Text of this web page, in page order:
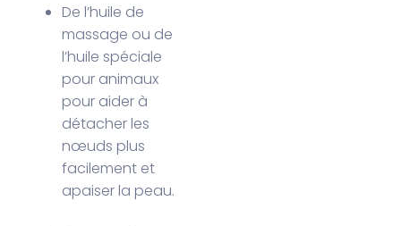
De l’huile de
massage ou de
l’huile spéciale
pour animaux
pour aider à
détacher les
nœuds plus
facilement et
apaiser la peau.